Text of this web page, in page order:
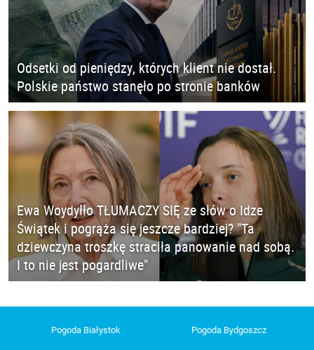
Odsetki od pieniędzy, których klient nie dostał.
Polskie państwo stanęło po stronie banków
Ewa Woydyłło TŁUMACZY SIĘ ze słów o Idze
Świątek i pogrąża się jeszcze bardziej? "Ta
dziewczyna troszkę straciła panowanie nad sobą.
I to nie jest pogardliwe"
Pogoda Białystok Pogoda Bydgoszcz